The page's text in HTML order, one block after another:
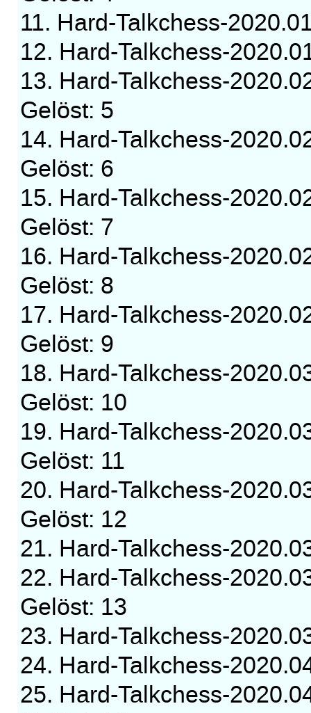
11. Hard-Talkchess-
12. Hard-Talkchess-
13. Hard-Talkchess-
Gelöst: 5
14. Hard-Talkchess-
Gelöst: 6
15. Hard-Talkchess-
Gelöst: 7
16. Hard-Talkchess-
Gelöst: 8
17. Hard-Talkchess-
Gelöst: 9
18. Hard-Talkchess-
Gelöst: 10
19. Hard-Talkchess-
Gelöst: 11
20. Hard-Talkchess-
Gelöst: 12
21. Hard-Talkchess-
22. Hard-Talkchess-
Gelöst: 13
23. Hard-Talkchess-
24. Hard-Talkchess-
25. Hard-Talkchess-